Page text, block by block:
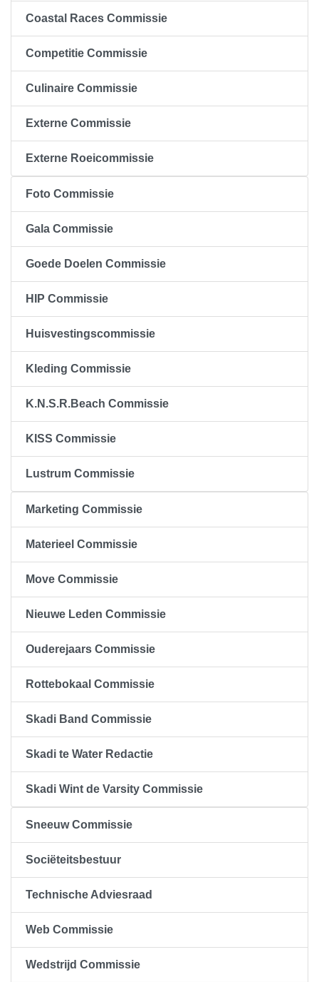
Coastal Races Commissie
Competitie Commissie
Culinaire Commissie
Externe Commissie
Externe Roeicommissie
Foto Commissie
Gala Commissie
Goede Doelen Commissie
HIP Commissie
Huisvestingscommissie
Kleding Commissie
K.N.S.R.Beach Commissie
KISS Commissie
Lustrum Commissie
Marketing Commissie
Materieel Commissie
Move Commissie
Nieuwe Leden Commissie
Ouderejaars Commissie
Rottebokaal Commissie
Skadi Band Commissie
Skadi te Water Redactie
Skadi Wint de Varsity Commissie
Sneeuw Commissie
Sociëteitsbestuur
Technische Adviesraad
Web Commissie
Wedstrijd Commissie